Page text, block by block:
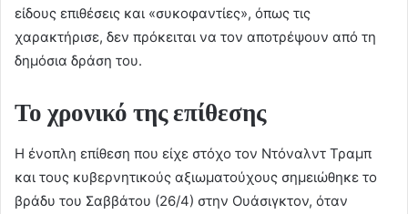
είδους επιθέσεις και «συκοφαντίες», όπως τις
χαρακτήρισε, δεν πρόκειται να τον αποτρέψουν από τη
δημόσια δράση του.
Το χρονικό της επίθεσης
Η ένοπλη επίθεση που είχε στόχο τον Ντόναλντ Τραμπ
και τους κυβερνητικούς αξιωματούχους σημειώθηκε το
βράδυ του Σαββάτου (26/4) στην Ουάσιγκτον, όταν